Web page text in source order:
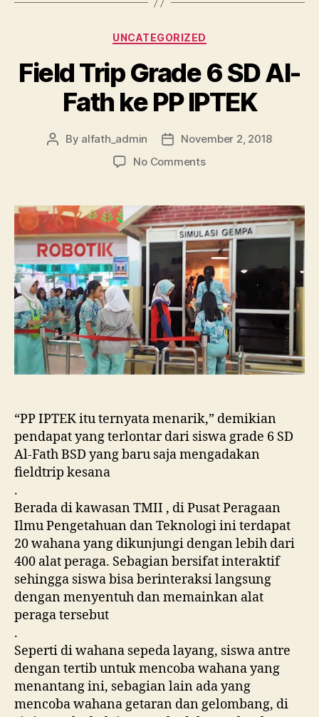
UNCATEGORIZED
Field Trip Grade 6 SD Al-
Fath ke PP IPTEK
By alfath_admin
November 2, 2018
No Comments
“PP IPTEK itu ternyata menarik,” demikian
pendapat yang terlontar dari siswa grade 6 SD
Al-Fath BSD yang baru saja mengadakan
fieldtrip kesana
.
Berada di kawasan TMII , di Pusat Peragaan
Ilmu Pengetahuan dan Teknologi ini terdapat
20 wahana yang dikunjungi dengan lebih dari
400 alat peraga. Sebagian bersifat interaktif
sehingga siswa bisa berinteraksi langsung
dengan menyentuh dan memainkan alat
peraga tersebut
.
Seperti di wahana sepeda layang, siswa antre
dengan tertib untuk mencoba wahana yang
menantang ini, sebagian lain ada yang
mencoba wahana getaran dan gelombang, di